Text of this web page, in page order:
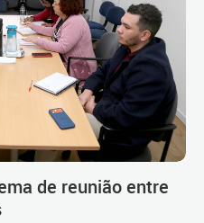
de reunião entre